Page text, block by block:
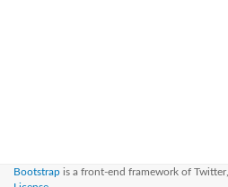
Bootstrap is a front-end framework of